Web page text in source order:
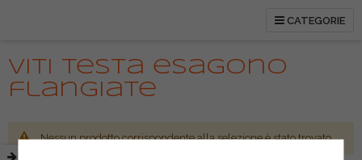
CATEGORIE
Viti testa esagono
flangiate
Nessun prodotto corrispondente alla selezione è stato trovato.